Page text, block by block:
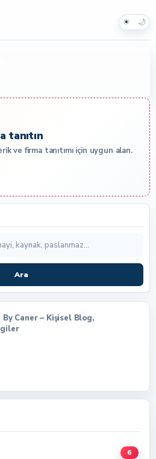
☀ 🌙
tanıtın
ve firma tanıtımı için uygun alan.
Ara
Caner – Kişisel Blog,
6